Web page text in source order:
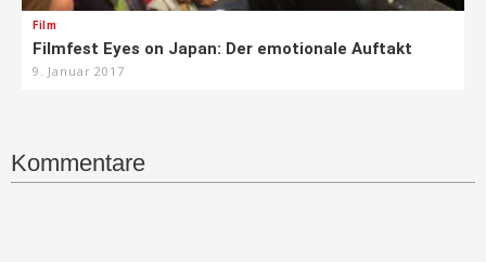
Film
Filmfest Eyes on Japan: Der emotionale Auftakt
9. Januar 2017
Kommentare